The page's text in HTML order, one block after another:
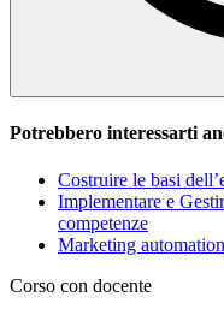
Potrebbero interessarti
Costruire le basi
Implementare e
competenze
Marketing automation
Corso con docente